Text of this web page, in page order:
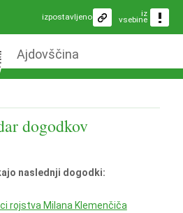
iz
vsebine
izpostavljeno
Ajdovščina
dogodkov
naslednji dogodki:
rojstva Milana Klemenčiča